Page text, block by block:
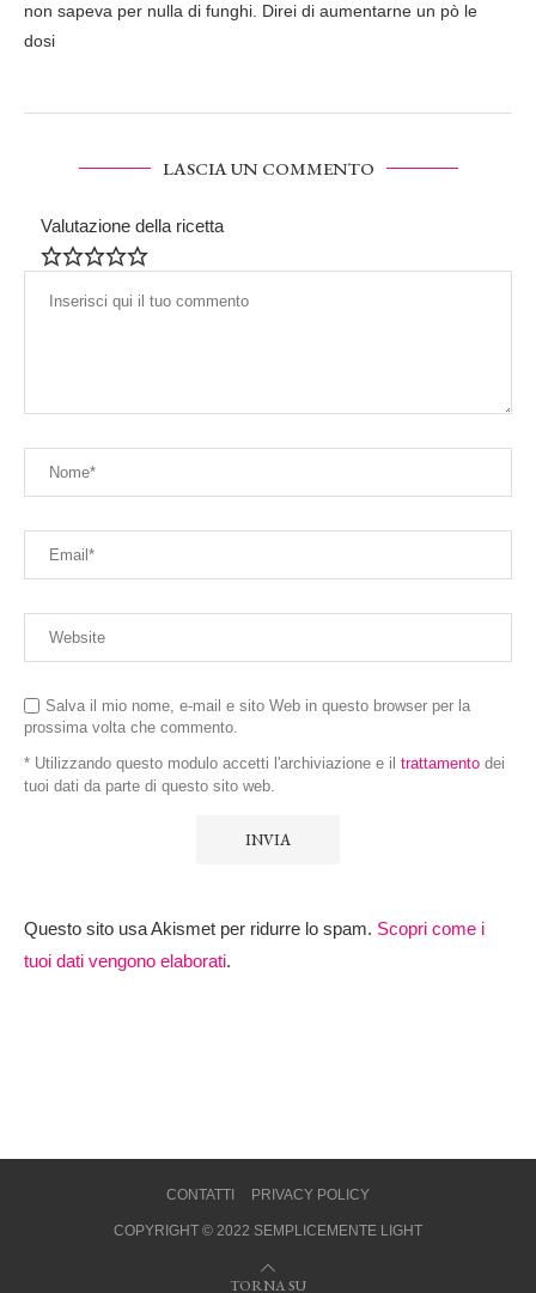
non sapeva per nulla di funghi. Direi di aumentarne un pò le
dosi
LASCIA UN COMMENTO
Valutazione della ricetta
Salva il mio nome, e-mail e sito Web in questo browser per la
prossima volta che commento.
* Utilizzando questo modulo accetti l'archiviazione e il trattamento dei
tuoi dati da parte di questo sito web.
Questo sito usa Akismet per ridurre lo spam. Scopri come i
tuoi dati vengono elaborati.
CONTATTI PRIVACY POLICY
COPYRIGHT © 2022 SEMPLICEMENTE LIGHT
TORNA SU